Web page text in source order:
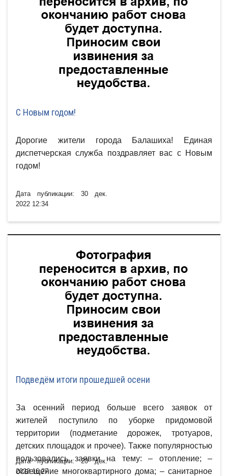
С Новым годом!
Дорогие жители города Балашиха! Единая
диспетчерская служба поздравляет вас с Новым
годом!
Дата публикации: 30 дек.
2022 12:34
Подведём итоги прошедшей осени
За осенний период больше всего заявок от
жителей поступило по уборке придомовой
территории (подметание дорожек, тротуаров,
детских площадок и прочее). Также популярностью
пользовались заявки на тему: – отопление; –
освещение многоквартирного дома; – санитарное
Дата публикации: 20 дек.
2022 16:27